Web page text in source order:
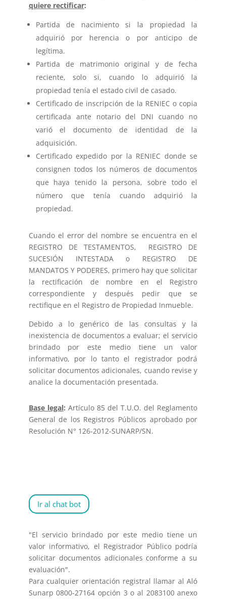
quiere rectificar:
Partida de nacimiento si la propiedad la
adquirió por herencia o por anticipo de
legítima.
Partida de matrimonio original y de fecha
reciente, solo si, cuando lo adquirió la
propiedad tenía el estado civil de casado.
Certificado de inscripción de la RENIEC o copia
certificada ante notario del DNI cuando no
varió el documento de identidad de la
adquisición.
Certificado expedido por la RENIEC donde se
consignen todos los números de documentos
que haya tenido la persona, sobre todo el
número que tenía cuando adquirió la
propiedad.
Cuando el error del nombre se encuentra en el
REGISTRO DE TESTAMENTOS, REGISTRO DE
SUCESIÓN INTESTADA o REGISTRO DE
MANDATOS Y PODERES, primero hay que solicitar
la rectificación de nombre en el Registro
correspondiente y después pedir que se
rectifique en el Registro de Propiedad Inmueble.
Debido a lo genérico de las consultas y la
inexistencia de documentos a evaluar; el servicio
brindado por este medio tiene un valor
informativo, por lo tanto el registrador podrá
solicitar documentos adicionales, cuando revise y
analice la documentación presentada.
Base legal: Artículo 85 del T.U.O. del Reglamento
General de los Registros Públicos aprobado por
Resolución N° 126-2012-SUNARP/SN.
Ir al chat bot
"El servicio brindado por este medio tiene un
valor informativo, el Registrador Público podría
solicitar documentos adicionales conforme a su
evaluación".
Para cualquier orientación registral llamar al Aló
Sunarp 0800-27164 opción 3 o al 2083100 anexo